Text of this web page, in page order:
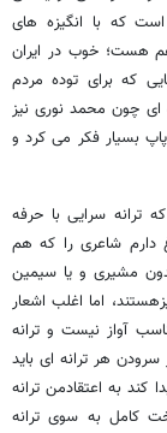
است که با انگیزه های
هست؛ خوب در ایران
که برای توده مردم
ای چون محمد نوری نیز
بسیار فکر می کرد و
ترانه سرایی با حرفه
دارم شاعری را که هم
مشیری و یا سیمین
اما اغلب اشعار
آواز نیست و ترانه
هر ترانه ای باید
به اعتقادمن ترانه
کامل به سوی ترانه